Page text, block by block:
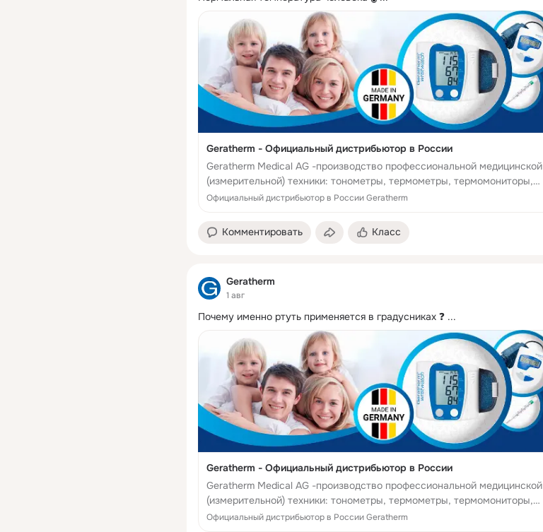
Geratherm - Официальный дистрибьютор в России
Geratherm Medical AG -производство профессиональной медицинской
(измерительной) техники: тонометры, термометры, термомониторы,
обогревательные системы, для своевременной и точной диагностики и
Официальный дистрибьютор в России Geratherm
Комментировать Класс
Geratherm
1 авг
Почему именно ртуть применяется в градусниках ❓ ...
Geratherm - Официальный дистрибьютор в России
Geratherm Medical AG -производство профессиональной медицинской
(измерительной) техники: тонометры, термометры, термомониторы,
обогревательные системы, для своевременной и точной диагностики и
Официальный дистрибьютор в России Geratherm